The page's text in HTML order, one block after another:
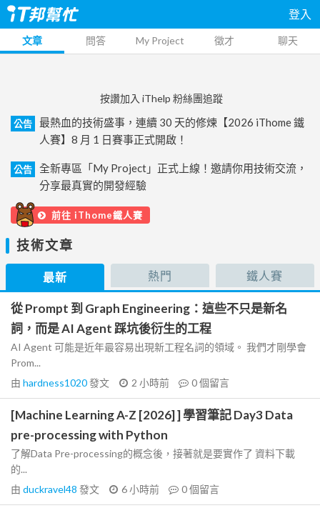
登入
文章 問答 My Project 徵才 聊天
按讚加入 iThelp 粉絲團追蹤
公告
最熱血的技術盛事，連續 30 天的修煉【2026 iThome 鐵
人賽】8 月 1 日賽事正式開啟！
公告
全新專區「My Project」正式上線！邀請你用技術交流，
分享最真實的開發經驗
前往 iThome鐵人賽
技術文章
最新 熱門 鐵人賽
從 Prompt 到 Graph Engineering：這些不只是新名
詞，而是 AI Agent 踩坑後衍生的工程
AI Agent 可能是近年最容易出現新工程名詞的領域。 我們才剛學會
Prom...
由 hardness1020發文 2 小時前 0個留言
[Machine Learning A-Z [2026] ] 學習筆記 Day3 Data
pre-processing with Python
了解Data Pre-processing的概念後，接著就是要實作了 資料下載
的...
由 duckravel48 發文 6 小時前 0個留言